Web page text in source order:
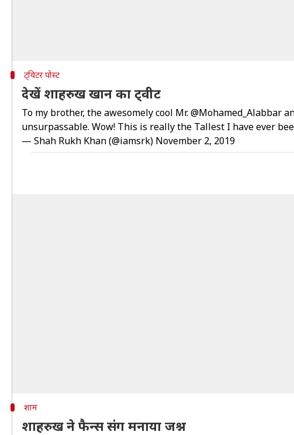
ट्विटर पोस्ट
देखें शाहरुख खान का ट्वीट
To my brother, the awesomely cool Mr.@Mohamed_Alabbar
unsurpassable. Wow! This is really the Tallest I have ever
— Shah Rukh Khan (@iamsrk) November 2, 2019
शाम
शाहरुख ने फैन्स संग मनाया जश्न